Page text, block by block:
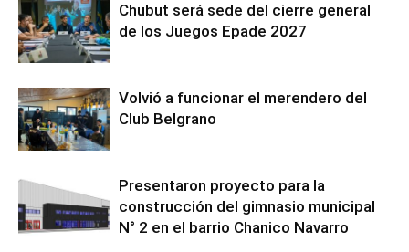
Chubut será sede del cierre general
de los Juegos Epade 2027
Volvió a funcionar el merendero del
Club Belgrano
Presentaron proyecto para la
construcción del gimnasio municipal
N° 2 en el barrio Chanico Navarro